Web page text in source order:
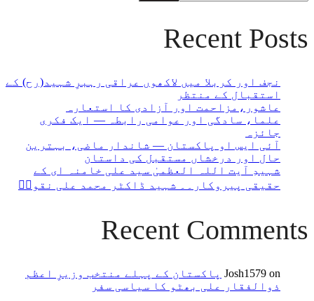
Recent Posts
نجف اور کربلا میں لاکھوں عراقی رہبرِ شہید(رح) کے
استقبال کے منتظر
عاشور،مزاحمت اور آزادی کا استعارہ
علما، سادگی اور عوامی رابطہ — ایک فکری
جائزہ
آئی ایس او پاکستان — شاندار ماضی، بہترین
حال اور درخشاں مستقبل کی داستان
شہیدِ آیت اللہ العظمیٰ سید علی خامنہ ای کے
حقیقی پیروکار۔۔ شہید ڈاکٹر محمد علی نقویؒ
Recent Comments
Josh1579 on
پاکستان کے پہلے منتخب وزیرِ اعظم
ذوالفقار علی بھٹو کا سیاسی سفر